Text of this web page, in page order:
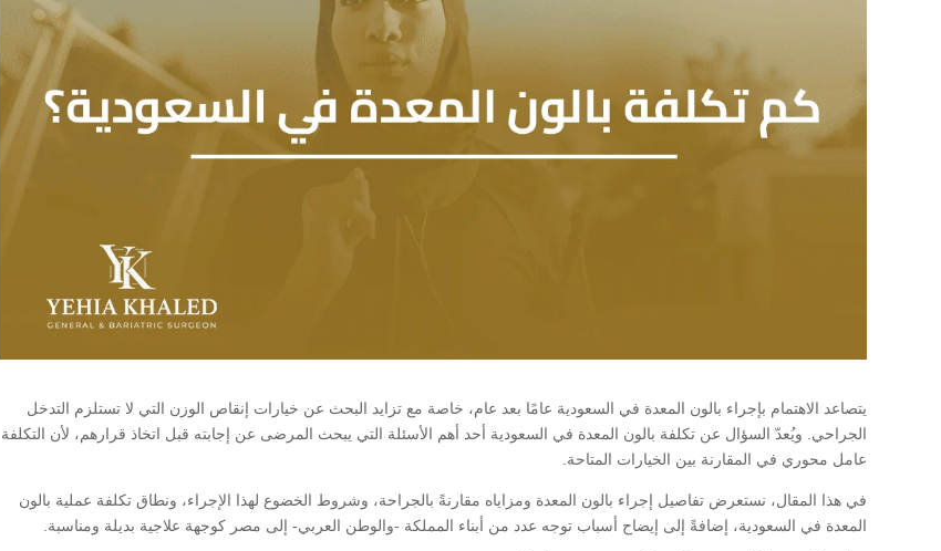
يتصاعد الاهتمام بإجراء بالون المعدة في السعودية عامًا بعد عام، خاصة مع تزايد البحث عن خيارات إنقاص الوزن التي لا تستلزم التدخل
الجراحي. ويُعدّ السؤال عن تكلفة بالون المعدة في السعودية أحد أهم الأسئلة التي يبحث المرضى عن إجابته قبل اتخاذ قرارهم، لأن التكلفة
عامل محوري في المقارنة بين الخيارات المتاحة.
في هذا المقال، نستعرض تفاصيل إجراء بالون المعدة ومزاياه مقارنةً بالجراحة، وشروط الخضوع لهذا الإجراء، ونطاق تكلفة عملية بالون
المعدة في السعودية، إضافةً إلى إيضاح أسباب توجه عدد من أبناء المملكة -والوطن العربي- إلى مصر كوجهة علاجية بديلة ومناسبة.